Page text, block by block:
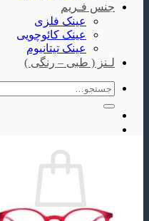
جنس فـریم
عینک فلزی
عینک کائوچویی
عینک تیتانیوم
لـنز ( طبی – رنگی )
جستجو